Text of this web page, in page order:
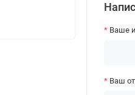
Ваше
Ваш